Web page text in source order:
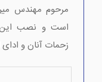
مرحوم مهندس
است و نصب این
زحمات آنان و